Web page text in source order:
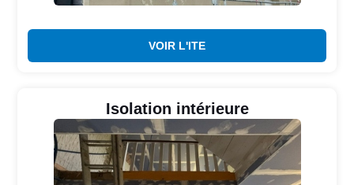
VOIR L'ITE
Isolation intérieure